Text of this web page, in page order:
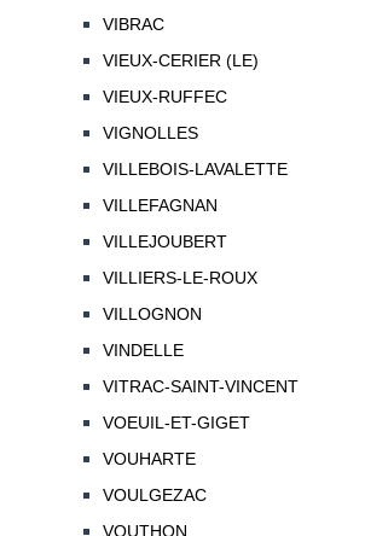
VIBRAC
VIEUX-CERIER (LE)
VIEUX-RUFFEC
VIGNOLLES
VILLEBOIS-LAVALETTE
VILLEFAGNAN
VILLEJOUBERT
VILLIERS-LE-ROUX
VILLOGNON
VINDELLE
VITRAC-SAINT-VINCENT
VOEUIL-ET-GIGET
VOUHARTE
VOULGEZAC
VOUTHON